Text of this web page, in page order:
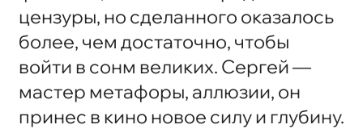
цензуры, но сделанного оказалось
более, чем достаточно, чтобы
войти в сонм великих. Сергей —
мастер метафоры, аллюзии, он
принес в кино новое силу и глубину.